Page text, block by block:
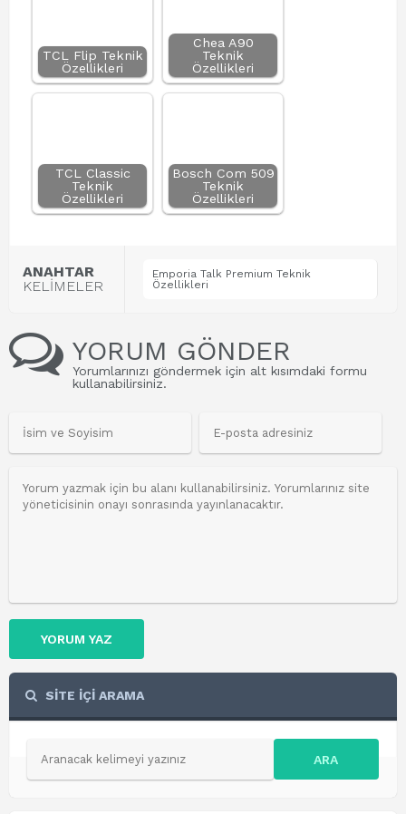
TCL Flip Teknik
Özellikleri
Chea A90
Teknik
Özellikleri
TCL Classic
Teknik
Özellikleri
Bosch Com 509
Teknik
Özellikleri
ANAHTAR
KELİMELER
Emporia Talk Premium Teknik
Özellikleri
YORUM GÖNDER
Yorumlarınızı göndermek için alt kısımdaki formu
kullanabilirsiniz.
YORUM YAZ
SİTE İÇİ ARAMA
ARA